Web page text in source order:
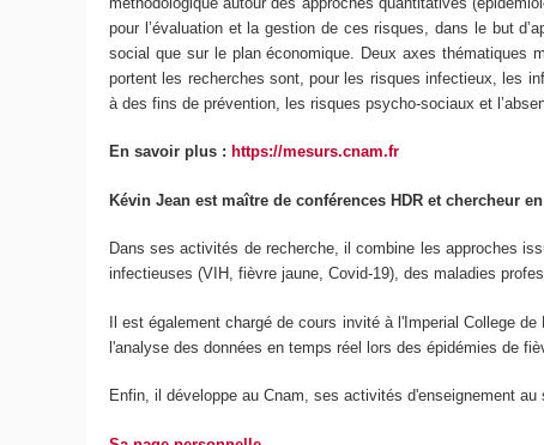
pour l’évaluation et la gestion de ces risques, dans le but
social que sur le plan économique. Deux axes thématiques
portent les recherches sont, pour les risques infectieux, les
à des fins de prévention, les risques psycho-sociaux et
En savoir plus : https://mesurs.cnam.fr
Kévin Jean est maître de conférences HDR et chercheur
Dans ses activités de recherche, il combine les approches
infectieuses (VIH, fièvre jaune, Covid-19), des maladies
Il est également chargé de cours invité à l'Imperial College
l'analyse des données en temps réel lors des épidémies de
Enfin, il développe au Cnam, ses activités d'enseignement